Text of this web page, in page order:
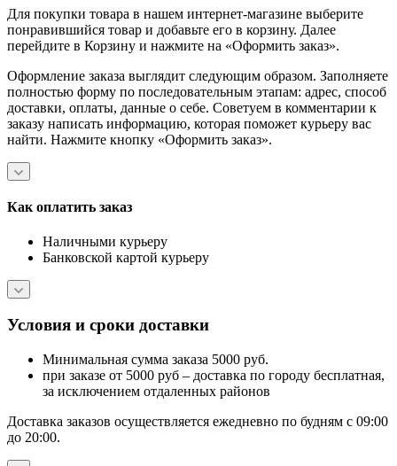
Для покупки товара в нашем интернет-магазине выберите
понравившийся товар и добавьте его в корзину. Далее
перейдите в Корзину и нажмите на «Оформить заказ».
Оформление заказа выглядит следующим образом. Заполняете
полностью форму по последовательным этапам: адрес, способ
доставки, оплаты, данные о себе. Советуем в комментарии к
заказу написать информацию, которая поможет курьеру вас
найти. Нажмите кнопку «Оформить заказ».
Как оплатить заказ
Наличными курьеру
Банковской картой курьеру
Условия и сроки доставки
Минимальная сумма заказа 5000 руб.
при заказе от 5000 руб – доставка по городу бесплатная,
за исключением отдаленных районов
Доставка заказов осуществляется ежедневно по будням с 09:00
до 20:00.